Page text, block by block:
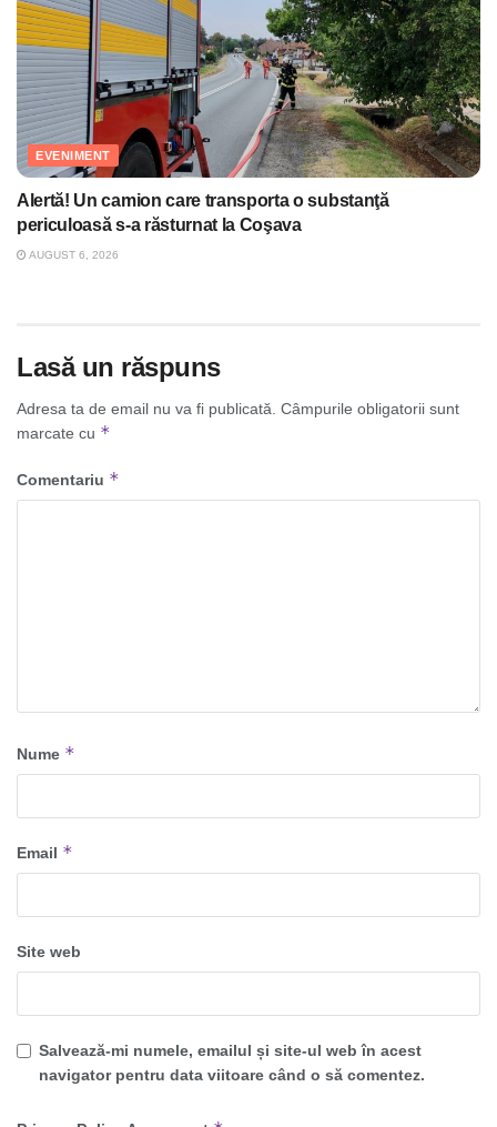
EVENIMENT
Alertă! Un camion care transporta o substanţă
periculoasă s-a răsturnat la Coşava
AUGUST 6, 2026
Lasă un răspuns
Adresa ta de email nu va fi publicată. Câmpurile obligatorii sunt
marcate cu *
Comentariu *
Nume *
Email *
Site web
Salvează-mi numele, emailul și site-ul web în acest
navigator pentru data viitoare când o să comentez.